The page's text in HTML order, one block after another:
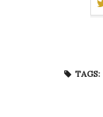
TAGS: